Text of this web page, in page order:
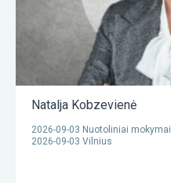
Natalja Kobzevienė
2026-09-03 Nuotoliniai mokymai
2026-09-03 Vilnius